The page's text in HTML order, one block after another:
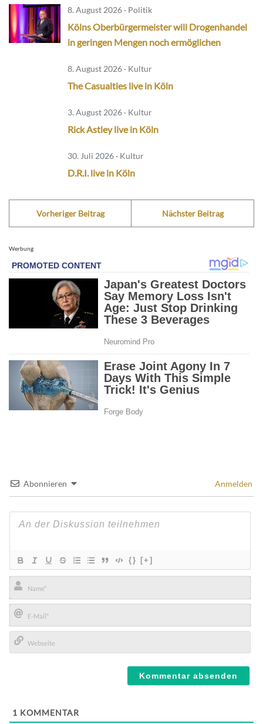
8. August 2026 · Politik
Kölns Oberbürgermeister will Drogenhandel
in geringen Mengen noch ermöglichen
8. August 2026 · Kultur
The Casualties live in Köln
3. August 2026 · Kultur
Rick Astley live in Köln
30. Juli 2026 · Kultur
D.R.I. live in Köln
Vorheriger Beitrag Nächster Beitrag
Werbung
Abonnieren Anmelden
{} [+]
Name*
E-
Mail*
1 KOMMENTAR